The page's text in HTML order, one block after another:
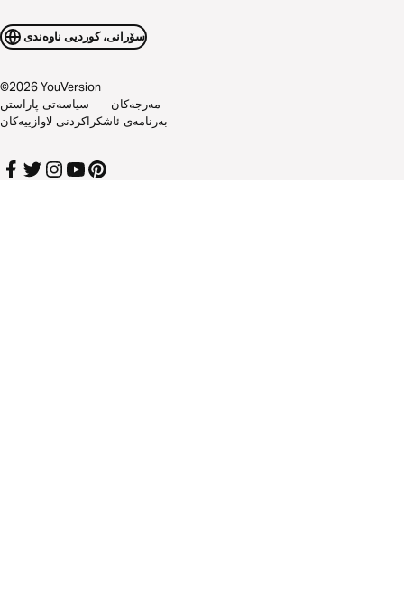
سۆرانی، کوردیی ناوەندی
©2026YouVersion
سیاسەتی پاراستن
مەرجەکان
بەرنامەی ئاشکراکردنی لاوازییەکان